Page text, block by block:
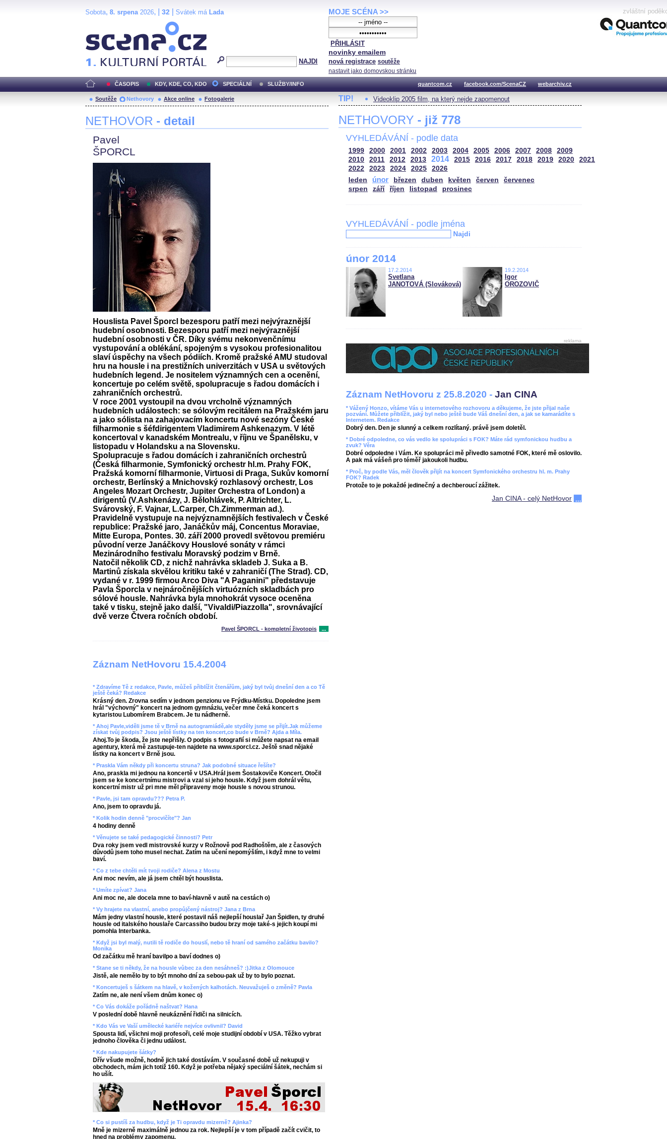
Sobota, 8. srpena2026, | 32 Svátek má Lada
NAJDI
MOJE SCÉNA >>
PŘIHLÁSIT
novinky emailem
nová registrace soutěže
nastavit jako domovskou stránku
zvláštní
ČASOPIS KDY, KDE, CO, KDO SPECIÁLNÍ SLUŽBY/INFO quantcom.cz facebook.com/ScenaCZ webarchiv.cz
Soutěže Nethovory Akce online Fotogalerie
NETHOVOR - detail
Pavel
ŠPORCL
Houslista Pavel Šporcl
bezesporu patří mezi nejvýraznější
hudební osobnosti. Bezesporu patří mezi nejvýraznější
hudební osobnosti v ČR. Díky svému nekonvenčnímu
vystupování a oblékání, spojeným s vysokou profesionalitou
slaví úspěchy na všech pódiích. Kromě pražské AMU studoval
hru na housle i na prestižních univerzitách v USA u světových
hudebních legend. Je nositelem významných cen a ocenění,
koncertuje po celém světě, spolupracuje s řadou domácích i
zahraničních orchestrů.
V roce 2001 vystoupil na dvou vrcholně významných
hudebních událostech: se sólovým recitálem na Pražském jaru
a jako sólista na zahajovacím koncertu nové sezóny České
filharmonie s šéfdirigentem Vladimirem Ashkenazym. V létě
koncertoval v kanadském Montrealu, v říjnu ve Španělsku, v
listopadu v Holandsku a na Slovensku.
Spolupracuje s řadou domácích i zahraničních orchestrů
(Česká filharmonie, Symfonický orchestr hl.m. Prahy FOK,
Pražská komorní filharmonie, Virtuosi di Praga, Sukův komorní
orchestr, Berlínský a Mnichovský rozhlasový orchestr, Los
Angeles Mozart Orchestr, Jupiter Orchestra of London) a
dirigentů (V.Ashkenázy, J. Bělohlávek, P. Altrichter, L.
Svárovský, F. Vajnar, L.Carper, Ch.Zimmerman ad.).
Pravidelně vystupuje na nejvýznamnějších festivalech v České
republice: Pražské jaro, Janáčkův máj, Concentus Moraviae,
Mitte Europa, Pontes. 30. září 2000 provedl světovou premiéru
původní verze Janáčkovy Houslové sonáty v rámci
Mezinárodního festivalu Moravský podzim v Brně.
Natočil několik CD, z nichž nahrávka skladeb J. Suka a B.
Martinů získala skvělou kritiku také v zahraničí (The Strad). CD,
vydané v r. 1999 firmou Arco Diva "A Paganini" představuje
Pavla Šporcla v nejnáročnějších virtuózních skladbách pro
sólové housle. Nahrávka byla mnohokrát vysoce oceněna
také v tisku, stejně jako další, "Vivaldi/Piazzolla", srovnávající
dvě verze Čtvera ročních období.
Pavel ŠPORCL - kompletní životopis ...
Záznam NetHovoru 15.4.2004
* Zdravíme Tě z redakce, Pavle, můžeš přiblížit čtenářům, jaký byl tvůj dnešní den a co Tě
ještě čeká? Redakce
Krásný den. Zrovna sedím v jednom penzionu ve Frýdku-Místku. Dopoledne jsem
hrál "výchovný" koncert na jednom gymnáziu, večer mne čeká koncert s
kytaristou Lubomírem Brabcem. Je tu nádherně.
* Ahoj Pavle,viděli jsme tě v Brně na autogramiádě,ale styděly jsme se přijít.Jak můžeme
získat tvůj podpis? Jsou ještě lístky na ten koncert,co bude v Brně? Ajda a Míla.
Ahoj.To je škoda, že jste nepřišly. O podpis s fotografií si můžete napsat na email
agentury, která mě zastupuje-ten najdete na www.sporcl.cz. Ještě snad nějaké
lístky na koncert v Brně jsou.
* Praskla Vám někdy při koncertu struna? Jak podobné situace řešíte?
Ano, praskla mi jednou na koncertě v USA.Hrál jsem Šostakoviče Koncert. Otočil
jsem se ke koncertnímu mistrovi a vzal si jeho housle. Když jsem dohrál větu,
koncertní mistr už pri mne měl připraveny moje housle s novou strunou.
* Pavle, jsi tam opravdu??? Petra P.
Ano, jsem to opravdu já.
* Kolik hodin denně "procvičíte"? Jan
4 hodiny denně
* Věnujete se také pedagogické činnosti? Petr
Dva roky jsem vedl mistrovské kurzy v Rožnově pod Radhoštěm, ale z časových
důvodů jsem toho musel nechat. Zatím na učení nepomýšlím, i když mne to velmi
baví.
* Co z tebe chtěli mít tvoji rodiče? Alena z Mostu
Ani moc nevím, ale já jsem chtěl být houslista.
* Umíte zpívat? Jana
Ani moc ne, ale docela mne to baví-hlavně v autě na cestách o)
* Vy hrajete na vlastní, anebo propůjčený nástroj? Jana z Brna
Mám jedny vlastní housle, které postavil náš nejlepší houslař Jan Špidlen, ty druhé
housle od italského houslaře Carcassiho budou brzy moje také-s jejich koupí mi
pomohla Interbanka.
* Když jsi byl malý, nutili tě rodiče do houslí, nebo tě hraní od samého začátku bavilo?
Monika
Od začátku mě hraní bavilpo a baví dodnes o)
* Stane se ti někdy, že na housle vůbec za den nesáhneš? :)Jitka z Olomouce
Jistě, ale nemělo by to být mnoho dní za sebou-pak už by to bylo poznat.
* Koncertuješ s šátkem na hlavě, v kožených kalhotách. Neuvažuješ o změně? Pavla
Zatím ne, ale není všem dnům konec o)
* Co Vás dokáže pořádně naštvat? Hana
V poslední době hlavně neukáznění řidiči na silnicích.
* Kdo Vás ve Vaší umělecké kariéře nejvíce ovlivnil? David
Spousta lidí, všichni moji profesoři, celé moje studijní období v USA. Těžko vybrat
jednoho člověka či jednu událost.
* Kde nakupujete šátky?
Dřív všude možně, hodně jich také dostávám. V současné době už nekupuji v
obchodech, mám jich totiž 160. Když je potřeba nějaký speciální šátek, nechám si
ho ušít.
* Co si pustíš za hudbu, když je Ti opravdu mizerně? Ajinka?
Mně je mizerně maximálně jednou za rok. Nejlepší je v tom případě začít cvičit, to
hned na problémy zapomenu.
TIP! Videoklip 2005 film, na který nejde zapomenout
NETHOVORY - již 778
VYHLEDÁVÁNÍ - podle data
1999 2000 2001 2002 2003 2004 2005 2006 2007 2008
2009
2010
2011 2012 2013 2014 2015 2016 2017 2018 2019 2020
2021
2022
2023 2024 2025
2026
leden
únor březen duben květen červen
červenec
srpen
září říjen listopad prosinec
VYHLEDÁVÁNÍ - podle jména
Najdi
únor 2014
17.2.2014
Svetlana
JANOTOVÁ (Slováková)
19.2.2014
Igor
OROZOVIČ
reklama
Záznam NetHovoru z 25.8.2020 - Jan CINA
* Vážený Honzo, vítáme Vás u internetového rozhovoru a děkujeme, že jste přijal naše
pozvání. Můžete přiblížit, jaký byl nebo ještě bude Váš dnešní den, a jak se kamarádíte s
Internetem. Redakce
Dobrý den. Den je slunný a celkem rozlítaný. právě jsem doletěl.
* Dobré odpoledne, co vás vedlo ke spolupráci s FOK? Máte rád symfonickou hudbu a
zvuk? Věra
Dobré odpoledne i Vám. Ke spolupráci mě přivedlo samotné FOK, které mě oslovilo.
A pak má vášeň pro téměř jakoukoli hudbu.
* Proč, by podle Vás, měl člověk přijít na koncert Symfonického orchestru hl. m. Prahy
FOK? Radek
Protože to je pokaždé jedinečný a dechberoucí zážitek.
Jan CINA - celý NetHovor